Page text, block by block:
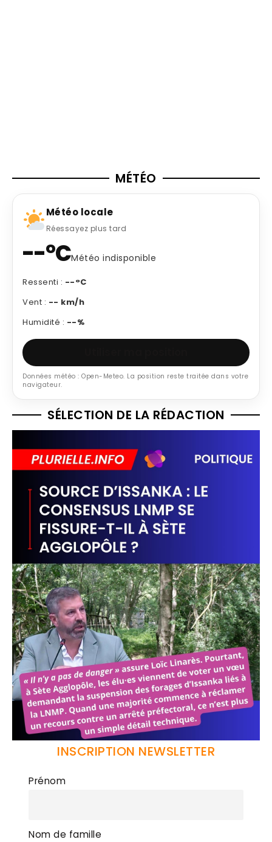
MÉTÉO
Météo locale
Réessayez plus tard
--°CMétéo indisponible
Ressenti : --°C
Vent : -- km/h
Humidité : --%
Données météo : Open-Meteo. La position reste traitée dans votre
navigateur.
SÉLECTION DE LA RÉDACTION
INSCRIPTION NEWSLETTER
Prénom
Nom de famille